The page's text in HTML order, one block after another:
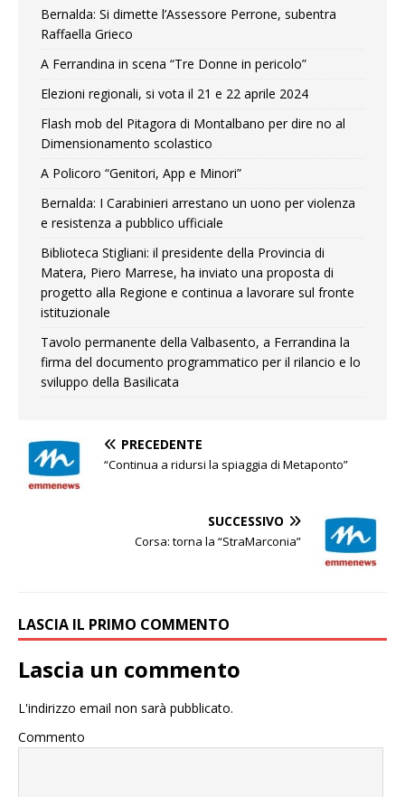
Bernalda: Si dimette l’Assessore Perrone, subentra
Raffaella Grieco
A Ferrandina in scena “Tre Donne in pericolo”
Elezioni regionali, si vota il 21 e 22 aprile 2024
Flash mob del Pitagora di Montalbano per dire no al
Dimensionamento scolastico
A Policoro “Genitori, App e Minori”
Bernalda: I Carabinieri arrestano un uono per violenza
e resistenza a pubblico ufficiale
Biblioteca Stigliani: il presidente della Provincia di
Matera, Piero Marrese, ha inviato una proposta di
progetto alla Regione e continua a lavorare sul fronte
istituzionale
Tavolo permanente della Valbasento, a Ferrandina la
firma del documento programmatico per il rilancio e lo
sviluppo della Basilicata
PRECEDENTE
“Continua a ridursi la spiaggia di Metaponto”
SUCCESSIVO
Corsa: torna la “StraMarconia”
LASCIA IL PRIMO COMMENTO
Lascia un commento
L'indirizzo email non sarà pubblicato.
Commento